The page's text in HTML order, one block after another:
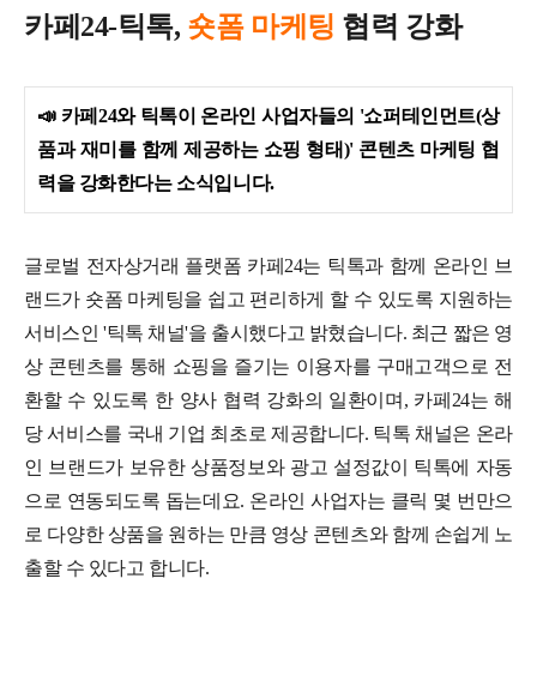
카페24-틱톡, 숏폼 마케팅 협력 강화
📣 카페24와 틱톡이 온라인 사업자들의 '쇼퍼테인먼트(상
품과 재미를 함께 제공하는 쇼핑 형태)' 콘텐츠 마케팅 협
력을 강화한다는 소식입니다.
글로벌 전자상거래 플랫폼 카페24는 틱톡과 함께 온라인 브
랜드가 숏폼 마케팅을 쉽고 편리하게 할 수 있도록 지원하는
서비스인 '틱톡 채널'을 출시했다고 밝혔습니다. 최근 짧은 영
상 콘텐츠를 통해 쇼핑을 즐기는 이용자를 구매고객으로 전
환할 수 있도록 한 양사 협력 강화의 일환이며, 카페24는 해
당 서비스를 국내 기업 최초로 제공합니다. 틱톡 채널은 온라
인 브랜드가 보유한 상품정보와 광고 설정값이 틱톡에 자동
으로 연동되도록 돕는데요. 온라인 사업자는 클릭 몇 번만으
로 다양한 상품을 원하는 만큼 영상 콘텐츠와 함께 손쉽게 노
출할 수 있다고 합니다.